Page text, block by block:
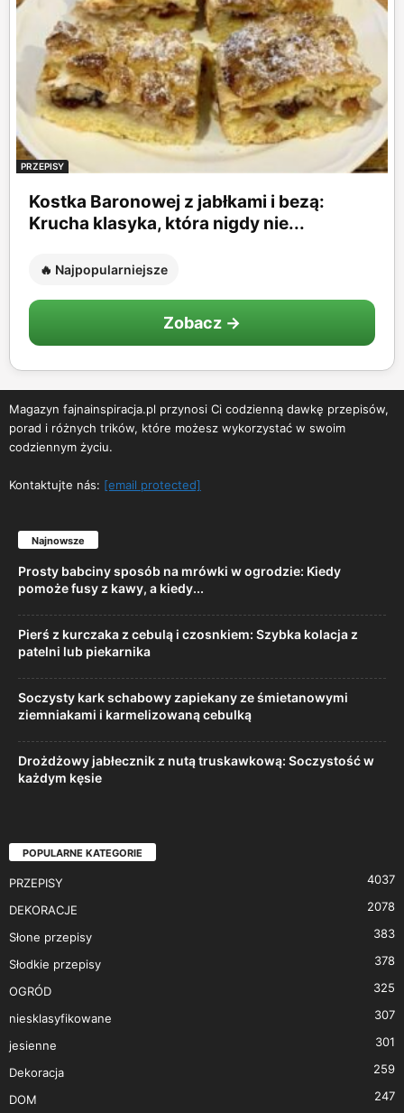
PRZEPISY
Kostka Baronowej z jabłkami i bezą:
Krucha klasyka, która nigdy nie...
🔥 Najpopularniejsze
Zobacz →
Magazyn fajnainspiracja.pl przynosi Ci codzienną dawkę przepisów,
porad i różnych trików, które możesz wykorzystać w swoim
codziennym życiu.
Kontaktujte nás: [email protected]
Najnowsze
Prosty babciny sposób na mrówki w ogrodzie: Kiedy
pomoże fusy z kawy, a kiedy...
Pierś z kurczaka z cebulą i czosnkiem: Szybka kolacja z
patelni lub piekarnika
Soczysty kark schabowy zapiekany ze śmietanowymi
ziemniakami i karmelizowaną cebulką
Drożdżowy jabłecznik z nutą truskawkową: Soczystość w
każdym kęsie
POPULARNE KATEGORIE
PRZEPISY 4037
DEKORACJE 2078
Słone przepisy 383
Słodkie przepisy 378
OGRÓD 325
niesklasyfikowane 307
jesienne 301
Dekoracja 259
DOM 247